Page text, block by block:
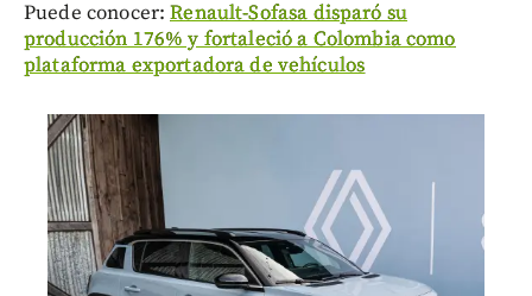
Puede conocer:Renault-Sofasa disparó su
producción 176% y fortaleció a Colombia como
plataforma exportadora de vehículos